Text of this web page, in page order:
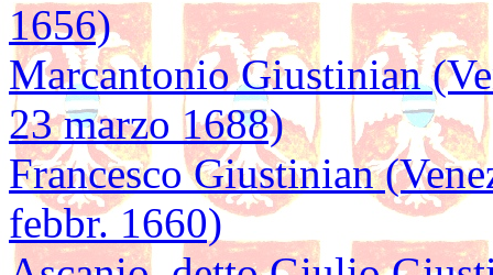
1656)
Marcantonio Giustinian
23 marzo 1688)
Francesco Giustinian
febbr. 1660)